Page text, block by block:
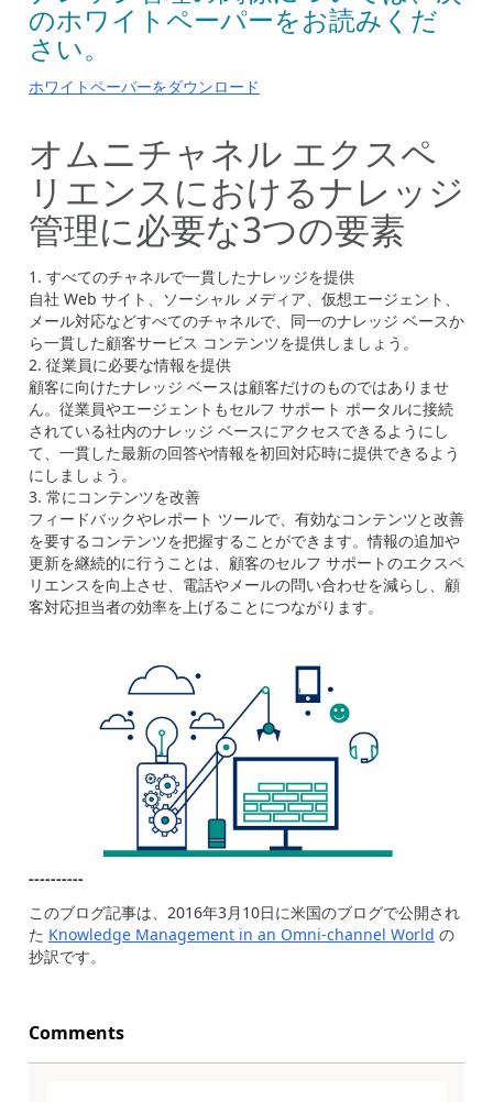
のホワイトペーパーをお読みくだ
さい。
ホワイトペーパーをダウンロード
オムニチャネル エクスペ
リエンスにおけるナレッジ
管理に必要な3つの要素
すべてのチャネルで一貫したナレッジを提供
自社 Web サイト、ソーシャル メディア、仮想エージェント、
メール対応などすべてのチャネルで、同一のナレッジ ベースか
ら一貫した顧客サービス コンテンツを提供しましょう。
従業員に必要な情報を提供
顧客に向けたナレッジ ベースは顧客だけのものではありませ
ん。従業員やエージェントもセルフ サポート ポータルに接続
されている社内のナレッジ ベースにアクセスできるようにし
て、一貫した最新の回答や情報を初回対応時に提供できるよう
にしましょう。
常にコンテンツを改善
フィードバックやレポート ツールで、有効なコンテンツと改善
を要するコンテンツを把握することができます。情報の追加や
更新を継続的に行うことは、顧客のセルフ サポートのエクスペ
リエンスを向上させ、電話やメールの問い合わせを減らし、顧
客対応担当者の効率を上げることにつながります。
----------
このブログ記事は、2016年3月10日に米国のブログで公開され
た Knowledge Management in an Omni-channel World の
抄訳です。
Comments